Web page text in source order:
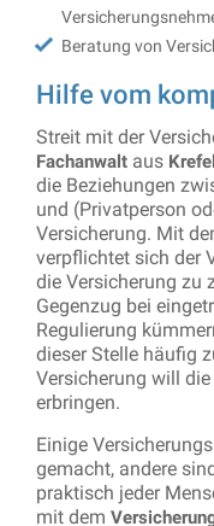
Beratung von
Hilfe vom
Streit mit der
Fachanwalt aus
die Beziehungen
und (Privatperson
Versicherung. Mit
verpflichtet sich der
die Versicherung zu
Gegenzug bei
Regulierung
dieser Stelle häufig
Versicherung will
erbringen.
Einige
gemacht, andere
praktisch jeder
mit dem